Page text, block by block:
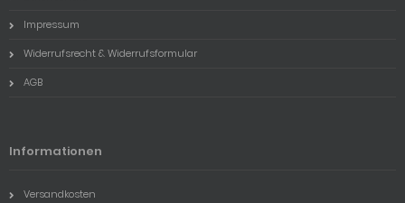
Impressum
Widerrufsrecht & Widerrufsformular
AGB
Informationen
Versandkosten